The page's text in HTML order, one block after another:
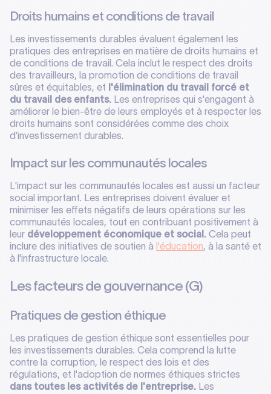
Droits humains et conditions de travail
Les investissements durables évaluent également les
pratiques des entreprises en matière de droits humains et
de conditions de travail. Cela inclut le respect des droits
des travailleurs, la promotion de conditions de travail
sûres et équitables, et l'élimination du travail forcé et
du travail des enfants. Les entreprises qui s'engagent à
améliorer le bien-être de leurs employés et à respecter les
droits humains sont considérées comme des choix
d'investissement durables.
Impact sur les communautés locales
L'impact sur les communautés locales est aussi un facteur
social important. Les entreprises doivent évaluer et
minimiser les effets négatifs de leurs opérations sur les
communautés locales, tout en contribuant positivement à
leur développement économique et social. Cela peut
inclure des initiatives de soutien à l'éducation, à la santé et
à l'infrastructure locale.
Les facteurs de gouvernance (G)
Pratiques de gestion éthique
Les pratiques de gestion éthique sont essentielles pour
les investissements durables. Cela comprend la lutte
contre la corruption, le respect des lois et des
régulations, et l'adoption de normes éthiques strictes
dans toutes les activités de l'entreprise. Les